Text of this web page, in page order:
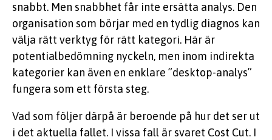
snabbt. Men snabbhet får inte ersätta analys. Den
organisation som börjar med en tydlig diagnos kan
välja rätt verktyg för rätt kategori. Här är
potentialbedömning nyckeln, men inom indirekta
kategorier kan även en enklare ”desktop-analys”
fungera som ett första steg.
Vad som följer därpå är beroende på hur det ser ut
i det aktuella fallet. I vissa fall är svaret Cost Cut. I